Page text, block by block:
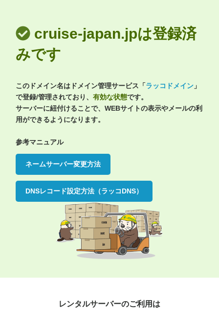
cruise-japan.jpは登録済
みです
このドメイン名はドメイン管理サービス「ラッコドメイン 」
で登録/管理されており、 有効な状態です。
サーバーに紐付けることで、WEBサイトの表示やメールの利
用ができるようになります。
参考マニュアル
ネームサーバー変更方法
DNSレコード設定方法（ラッコDNS）
レンタルサーバーのご利用は